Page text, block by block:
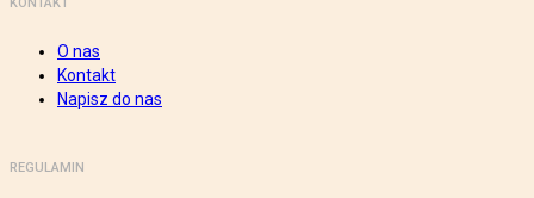
O nas
Kontakt
Napisz do nas
REGULAMIN